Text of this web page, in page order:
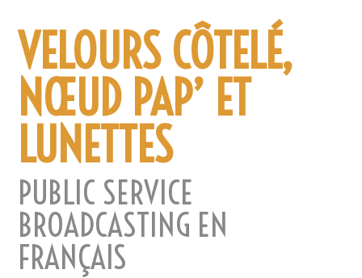
VELOURS CÔTELÉ,
NŒUD PAP’ ET
LUNETTES
PUBLIC SERVICE
BROADCASTING EN
FRANÇAIS